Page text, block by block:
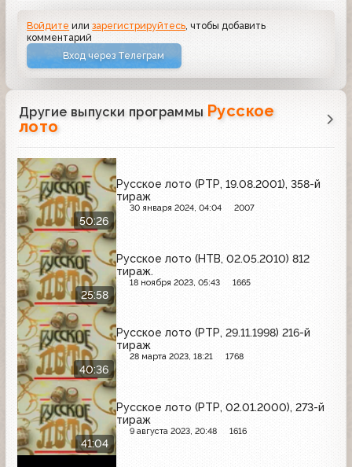
Войдите илизарегистрируйтесь , чтобы добавить
комментарий
Вход через Телеграм
Другие выпуски программы Русское
лото
50:26
Русское лото (РТР, 19.08.2001), 358-й
тираж
30 января 2024, 04:04 2007
25:58
Русское лото (НТВ, 02.05.2010) 812
тираж.
18 ноября 2023, 05:43 1665
40:36
Русское лото (РТР, 29.11.1998) 216-й
тираж
28 марта 2023, 18:21 1768
41:04
Русское лото (РТР, 02.01.2000), 273-й
тираж
9 августа 2023, 20:48 1616